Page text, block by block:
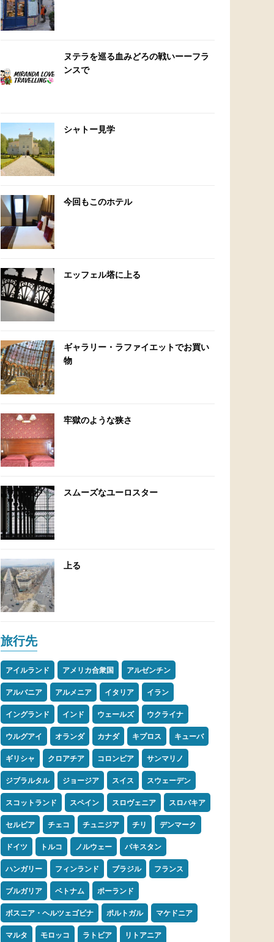
ヌテラを巡る血みどろの戦いーーフラ
ンスで
シャトー見学
今回もこのホテル
エッフェル塔に上る
ギャラリー・ラファイエットでお買い
物
牢獄のような狭さ
スムーズなユーロスター
上る
旅行先
アイルランド アメリカ合衆国 アルゼンチン
アルバニア アルメニア イタリア イラン
イングランド インド ウェールズ ウクライナ
ウルグアイ オランダ カナダ キプロス キューバ
ギリシャ クロアチア コロンビア サンマリノ
ジブラルタル ジョージア スイス スウェーデン
スコットランド スペイン スロヴェニア スロバキア
セルビア チェコ チュニジア チリ デンマーク
ドイツ トルコ ノルウェー パキスタン
ハンガリー フィンランド ブラジル フランス
ブルガリア ベトナム ポーランド
ボスニア・ヘルツェゴビナ ポルトガル マケドニア
マルタ モロッコ ラトビア リトアニア